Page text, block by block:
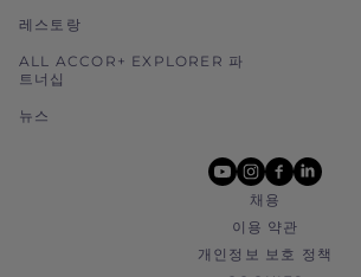
레스토랑
ALL ACCOR+ EXPLORER 파
트너십
뉴스
youtube
instagram
facebook
linkedin
채용
이용 약관
개인정보 보호 정책